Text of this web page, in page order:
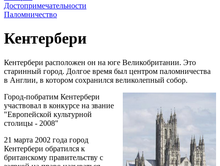
Достопримечательности
Паломничество
Кентербери
Кентербери расположен он на юге Великобритании. Это
старинный город. Долгое время был центром паломничества
в Англии, в котором сохранился великолепный собор.
Город-побратим Кентербери
участвовал в конкурсе на звание
"Европейской культурной
столицы - 2008"
21 марта 2002 года город
Кентербери обратился к
британскому правительству с